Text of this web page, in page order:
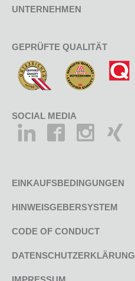
UNTERNEHMEN
GEPRÜFTE QUALITÄT
SOCIAL MEDIA
EINKAUFSBEDINGUNGEN
HINWEISGEBERSYSTEM
CODE OF CONDUCT
DATENSCHUTZERKLÄRUNG